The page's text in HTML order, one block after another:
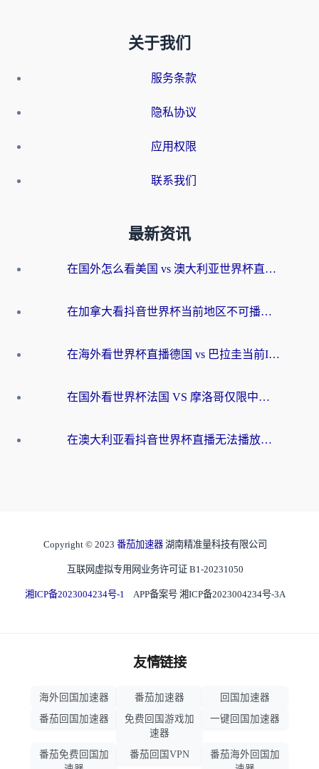
关于我们
服务条款
隐私协议
应用权限
联系我们
最新资讯
在国外怎么看美国 vs 澳大利亚世界杯直播？海外党必藏的中文解说观赛指南
在加拿大看抖音世界杯当前地区不可播放？海外党体育观赛终极指南
在海外看世界杯直播德国 vs 巴拉圭当前IP受限制？这篇指南帮你轻松解决地区限制
在国外看世界杯法国 VS 摩洛哥仅限中国大陆？别让地域限制拦下你的欢呼
在澳大利亚看抖音世界杯直播无法播放？海外党体育观赛终极指南来了！
Copyright © 2023 番茄加速器 湖南精准量科技有限公司
互联网虚拟专用网业务许可证 B1-20231050
湘ICP备2023004234号-1 APP备案号 湘ICP备2023004234号-3A
友情链接
海外回国加速器 番茄加速器
回国加速器
番茄回国加速器
免费回国游戏加
速器
一键回国加速器
番茄免费回国加
番茄回国VPN
番茄海外回国加